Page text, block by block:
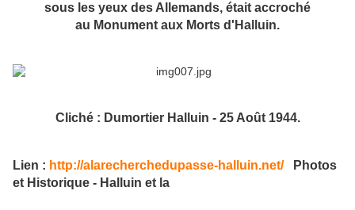
sous les yeux des Allemands, était accroché
au Monument aux Morts d'Halluin.
Cliché : Dumortier Halluin - 25 Août 1944.
Lien : http://alarecherchedupasse-halluin.net/Photos
et Historique - Halluin et la